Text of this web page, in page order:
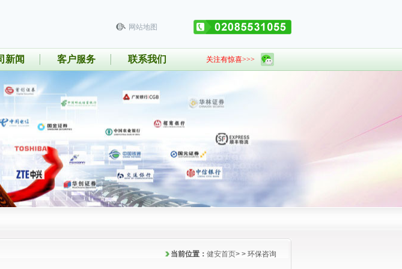
网站地图
新闻 客户服务 联系我们 关注有惊喜>>>
当前位置： 健安首页>> 环保咨询